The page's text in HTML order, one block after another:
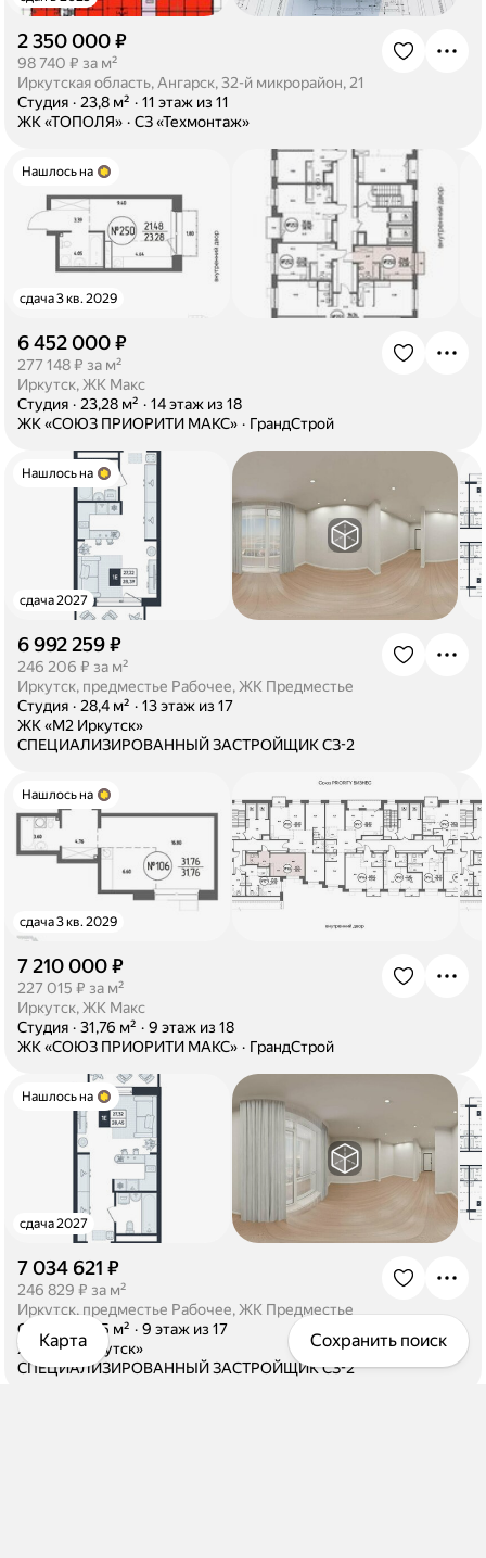
2 350 000 ₽
98 740 ₽ за м²
Иркутская область, Ангарск, 32-й микрорайон, 21
Студия · 23,8 м² · 11 этаж из 11
ЖК «ТОПОЛЯ» · СЗ «Техмонтаж»
Нашлось на
сдача 3 кв. 2029
6 452 000 ₽
277 148 ₽ за м²
Иркутск, ЖК Макс
Студия · 23,28 м² · 14 этаж из 18
ЖК «СОЮЗ ПРИОРИТИ МАКС» · ГрандСтрой
Нашлось на
сдача 2027
6 992 259 ₽
246 206 ₽ за м²
Иркутск, предместье Рабочее, ЖК Предместье
Студия · 28,4 м² · 13 этаж из 17
ЖК «М2 Иркутск»
СПЕЦИАЛИЗИРОВАННЫЙ ЗАСТРОЙЩИК СЗ-2
Нашлось на
сдача 3 кв. 2029
7 210 000 ₽
227 015 ₽ за м²
Иркутск, ЖК Макс
Студия · 31,76 м² · 9 этаж из 18
ЖК «СОЮЗ ПРИОРИТИ МАКС» · ГрандСтрой
Нашлось на
сдача 2027
7 034 621 ₽
246 829 ₽ за м²
Иркутск, предместье Рабочее, ЖК Предместье
Студия 28,5 м² · 9 этаж из 17
ЖК «М2 Иркутск»
СПЕЦИАЛИЗИРОВАННЫЙ ЗАСТРОЙЩИК СЗ-2
Карта Сохранить поиск